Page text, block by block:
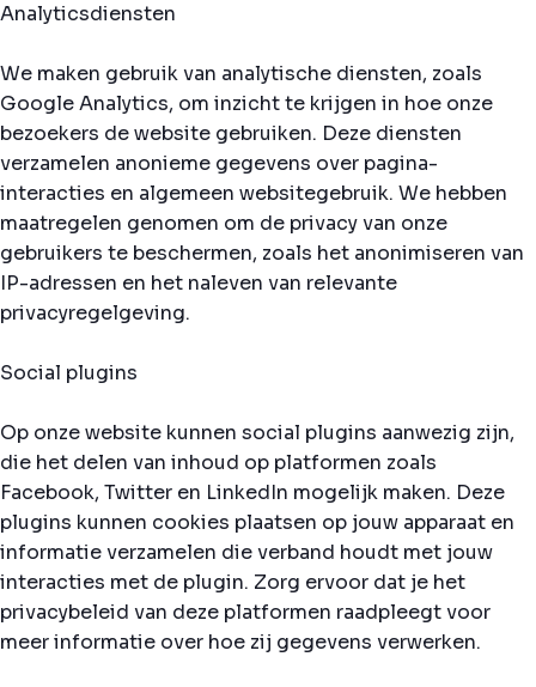
Analyticsdiensten
We maken gebruik van analytische diensten, zoals
Google Analytics, om inzicht te krijgen in hoe onze
bezoekers de website gebruiken. Deze diensten
verzamelen anonieme gegevens over pagina-
interacties en algemeen websitegebruik. We hebben
maatregelen genomen om de privacy van onze
gebruikers te beschermen, zoals het anonimiseren van
IP-adressen en het naleven van relevante
privacyregelgeving.
Social plugins
Op onze website kunnen social plugins aanwezig zijn,
die het delen van inhoud op platformen zoals
Facebook, Twitter en LinkedIn mogelijk maken. Deze
plugins kunnen cookies plaatsen op jouw apparaat en
informatie verzamelen die verband houdt met jouw
interacties met de plugin. Zorg ervoor dat je het
privacybeleid van deze platformen raadpleegt voor
meer informatie over hoe zij gegevens verwerken.